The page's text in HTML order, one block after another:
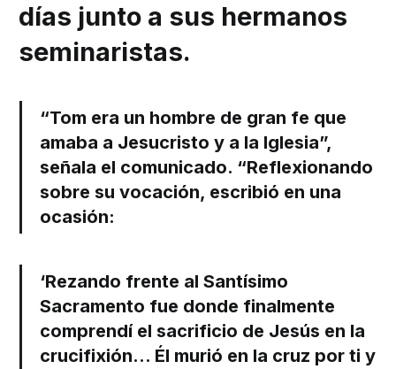
días junto a sus hermanos
seminaristas.
“Tom era un hombre de gran fe que
amaba a Jesucristo y a la Iglesia”,
señala el comunicado. “Reflexionando
sobre su vocación, escribió en una
ocasión:
‘Rezando frente al Santísimo
Sacramento fue donde finalmente
comprendí el sacrificio de Jesús en la
crucifixión… Él murió en la cruz por ti y